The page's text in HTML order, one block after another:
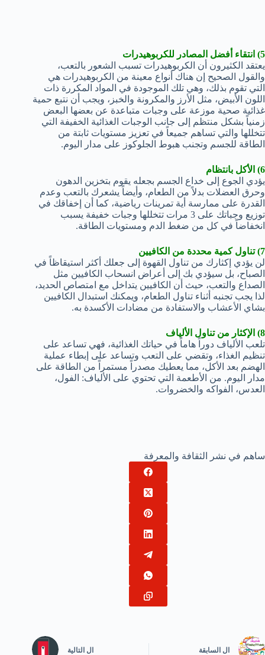
5) انتقاء أفضل المصادر للكربوهيدرات
يعتقد الكثيرون أن الكربوهيدرات تسبب الشعور بالتعب،
والقول الصحيح إن هناك أنواع معينة من الكربوهيدرات هي
التي تقوم بذلك، وهي تلك الموجودة في المواد المكررة ذات
اللون الأبيض، مثل الأرز والمكرونة والخبز، ويجب أن نتبع حمية
غذائية صحية موزعة على وجبات متباعدة عن بعضها البعض
زمنياً بشكل منتظم إلى جانب الوجبات الغذائية الخفيفة التي
تتخللها والتي تساهم جميعاً في تعزيز مستويات ثابتة من
الطاقة للجسم وتجنب هبوط الجلوكوز على مدار اليوم.
6) الأكل بانتظام
يؤدي الجوع إلى خداع الجسم بجعله يقوم بتخزين الدهون
وحرق العضلات بدلاً من الطعام، وأيضاً يشعرك بالتعب وعدم
القدرة على ممارسة أية تمرينات رياضية، كما أن إخفاقك في
توزيع وجباتك على 3 مرات تتخللها وجبات خفيفة يسبب
انخفاضاً في كل من ضغط الدم ومستويات الطاقة.
7) تناول كمية محددة من الكافيين
لن يؤدي إكثارك من تناول القهوة إلى جعلك أكثر استيقاظاً في
الصباح، بل سيؤدي بك إلى أعراض انسحاب الكافيين مثل
الصداع والتعب، حيث أن الكافيين يتداخل مع امتصاص الحديد،
لذا يجب تجنبه أثناء تناول الطعام، ويمكنك استبدال الكافيين
بشاي الأعشاب والاستفادة من مضادات الأكسدة به.
8) الإكثار من تناول الألياف
تلعب الألياف دوراً هاماً في حياتك الغذائية، فهي تساعد على
تنظيم الغذاء، وتقضي على التعب وتساعد على إبطاء عملية
الهضم بعد الأكل، مما يعطيك مصدراً مستمراً من الطاقة على
مدار اليوم. من الأطعمة التي تحتوي على الألياف: الفول،
العدس، الفواكه والخضروات.
ساهم في نشر الثقافة والمعرفة
ال السابقة ال التالية